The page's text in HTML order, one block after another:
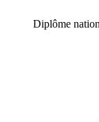
Diplôme